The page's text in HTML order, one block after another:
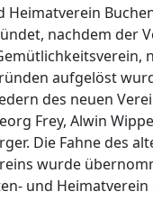
Heimatverein
nachdem der
aufgelöst
des neuen
Frey, Alwin
Die Fahne des
wurde
und